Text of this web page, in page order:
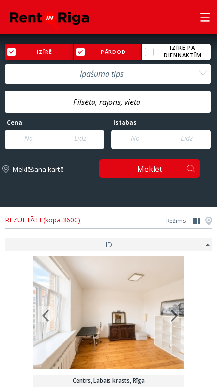
IZĪRĒ PĀRDOD
IZĪRĒ PA
DIENNAKTĪM
Īpašuma tips
Cena
-
Istabas
-
Meklēšana kartē Meklēt
REZULTĀTI (kopā 3600) Režīms:
ID
Centrs, Labais krasts, Rīga